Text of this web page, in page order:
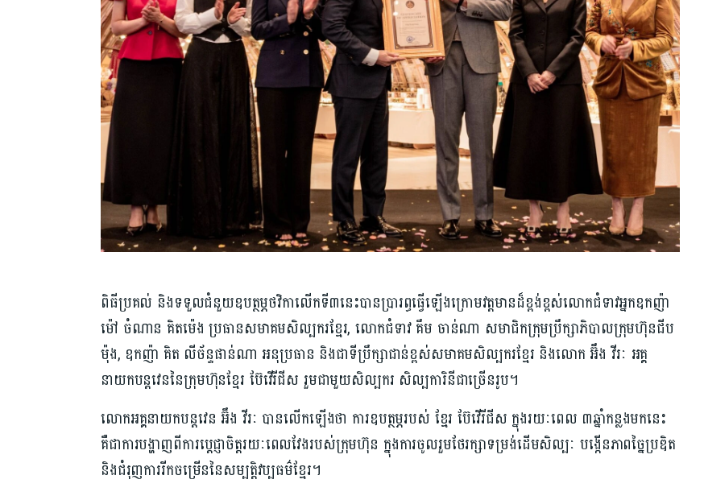
ពិធីប្រគល់ និងទទួលជំនួយឧបត្ថម្ភថវិកាលើកទី៣នេះបានប្រារព្ធធ្វើឡើងក្រោមវត្តមានដ៏ខ្ពង់ខ្ពស់លោកជំទាវអ្នកឧកញ៉ា
ម៉ៅ ចំណាន គិតម៉េង ប្រធានសមាគមសិល្បករខ្មែរ, លោកជំទាវ គឹម ចាន់ណា សមាជិកក្រុមប្រឹក្សាភិបាលក្រុមហ៊ុនជីប
ម៉ុង, ឧកញ៉ា គិត លីច័ន្ទផាន់ណា អនុប្រធាន និងជាទីប្រឹក្សា​ជាន់ខ្ពស់សមាគមសិល្បករខ្មែរ និ​ងលោក អ៊ឹង វីរៈ អគ្គ
នាយកបន្តវេននៃក្រុមហ៊ុនខ្មែរ ប៊ែវើរីជីស រួមជាមួយសិល្បករ សិល្បការិនីជាច្រើនរូប។
លោកអគ្គនាយកបន្តវេន អ៊ឹង វីរៈ បានលើកឡើងថា ការឧបត្ថម្ភរបស់ ខ្មែរ ប៊ែវើរីជីស ក្នុងរយៈពេល ៣ឆ្នាំកន្លងមកនេះ
គឺជាការបង្ហាញពីការប្តេជ្ញាចិត្តរយៈពេលវែងរបស់ក្រុមហ៊ុន ក្នុងការចូលរួមថែរក្សាទម្រង់ដើមសិល្បៈ បង្កើនភាពច្នៃប្រឌិត
និងជំរុញការរីកចម្រើននៃសម្បត្តិវប្បធម៌ខ្មែរ។